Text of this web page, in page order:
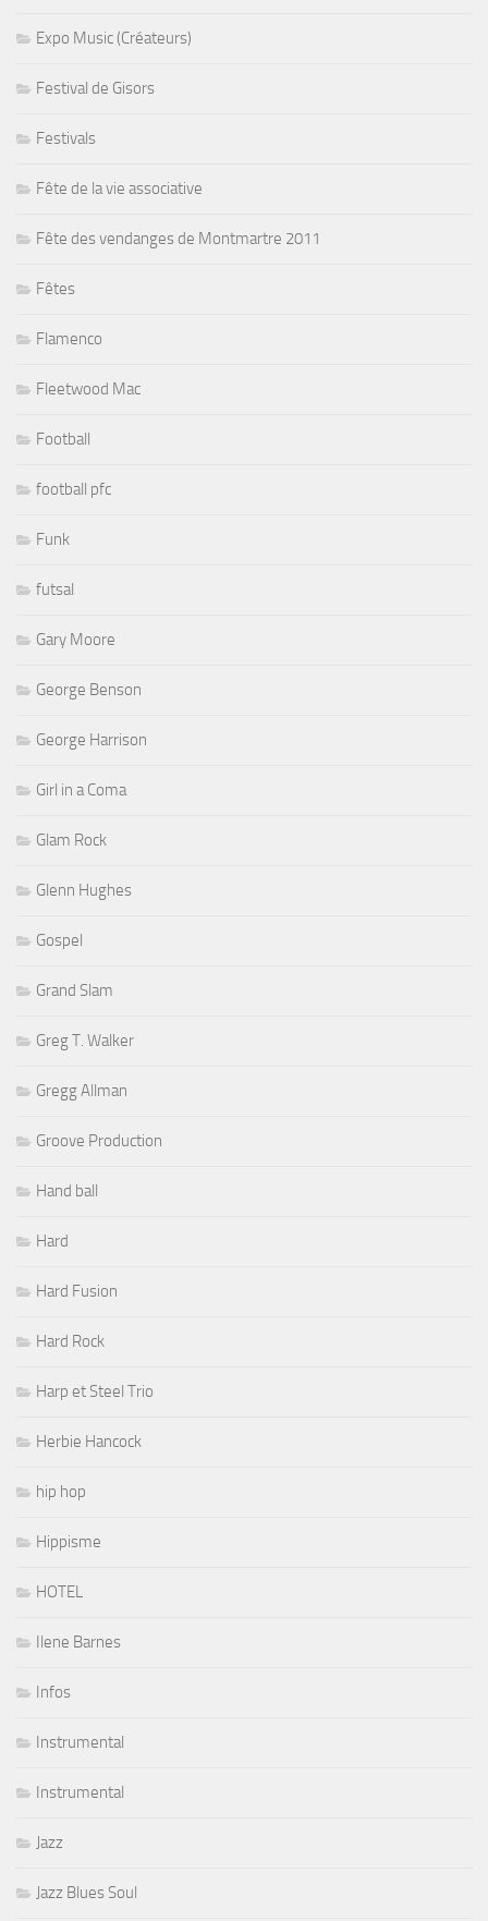
Expo Music (Créateurs)
Festival de Gisors
Festivals
Fête de la vie associative
Fête des vendanges de Montmartre 2011
Fêtes
Flamenco
Fleetwood Mac
Football
football pfc
Funk
futsal
Gary Moore
George Benson
George Harrison
Girl in a Coma
Glam Rock
Glenn Hughes
Gospel
Grand Slam
Greg T. Walker
Gregg Allman
Groove Production
Hand ball
Hard
Hard Fusion
Hard Rock
Harp et Steel Trio
Herbie Hancock
hip hop
Hippisme
HOTEL
Ilene Barnes
Infos
Instrumental
Instrumental
Jazz
Jazz Blues Soul